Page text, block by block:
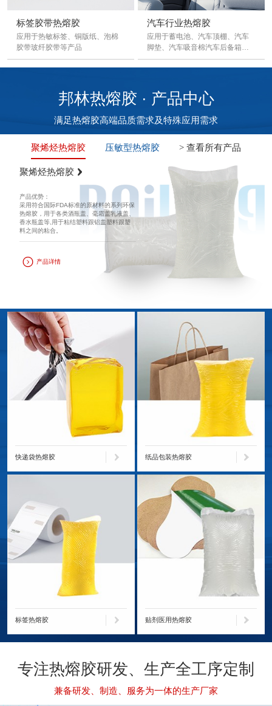
标签胶带热熔胶
应用于热敏标签、铜版纸、泡棉
胶带玻纤胶带等产品
汽车行业热熔胶
应用于蓄电池、汽车顶棚、汽车
脚垫、汽车吸音棉汽车后备箱盖
板等产品
邦林热熔胶 · 产品中心
满足热熔胶高端品质需求及特殊应用需求
聚烯烃热熔胶 压敏型热熔胶 > 查看所有产品
聚烯烃热熔胶
产品优势：
采用符合国际FDA标准的原材料的系列环保
热熔胶，用于各类酒瓶盖、毫霜盖乳液盖、
香水瓶盖等,用于粘结塑料跟铝盖塑料跟塑
料之间的粘合。
产品详情
快递袋热熔胶 纸品包装热熔胶
标签热熔胶 贴剂医用热熔胶
专注热熔胶研发、生产全工序定制
兼备研发、制造、服务为一体的生产厂家